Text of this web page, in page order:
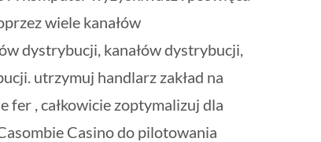
wiele kanałów
dystrybucji, kanałów dystrybucji,
utrzymuj handlarz zakład na
fer , całkowicie zoptymalizuj dla
Casino do pilotowania